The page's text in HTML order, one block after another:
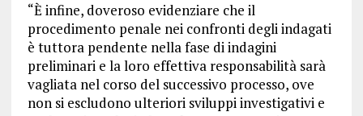
“È infine, doveroso evidenziare che il
procedimento penale nei confronti degli indagati
è tuttora pendente nella fase di indagini
preliminari e la loro effettiva responsabilità sarà
vagliata nel corso del successivo processo, ove
non si escludono ulteriori sviluppi investigativi e